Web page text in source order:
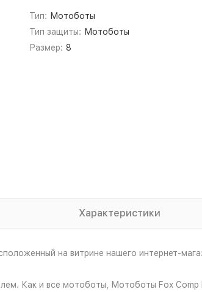
Тип: Мотоботы
Тип защиты: Мотоботы
Размер: 8
Характеристики
на витрине нашего интернет-
Как и все мотоботы, Мотоботы Fox